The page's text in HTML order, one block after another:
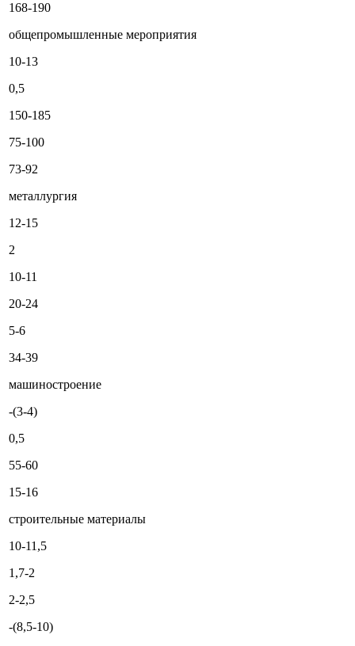
168-190
общепромышленные мероприятия
10-13
0,5
150-185
75-100
73-92
металлургия
12-15
2
10-11
20-24
5-6
34-39
машиностроение
-(3-4)
0,5
55-60
15-16
строительные материалы
10-11,5
1,7-2
2-2,5
-(8,5-10)